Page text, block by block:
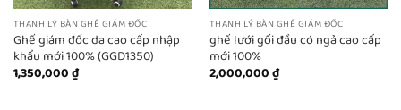
THANH LÝ BÀN GHẾ GIÁM ĐỐC
Ghế giám đốc da cao cấp nhập
khẩu mới 100% (GGD1350)
1,350,000₫
THANH LÝ BÀN GHẾ GIÁM ĐỐC
ghế lưới gối đầu có ngả cao cấp
mới 100%
2,000,000₫